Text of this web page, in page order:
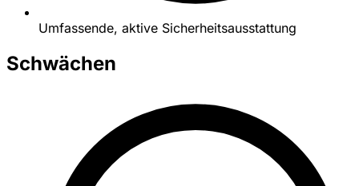
Umfassende, aktive Sicherheitsausstattung
Schwächen